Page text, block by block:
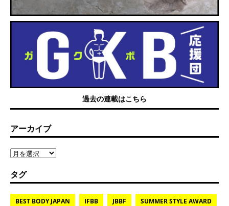
過去の連載はこちら
アーカイブ
タグ
BEST BODY JAPAN IFBB JBBF SUMMER STYLE AWARD